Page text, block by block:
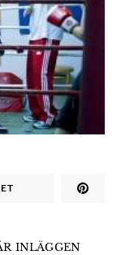
INLÄGGEN